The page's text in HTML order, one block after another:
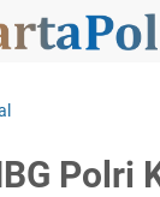
Polri